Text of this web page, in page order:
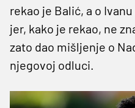
rekao je Balić, a o
jer, kako je rekao, ne
zato dao mišljenje o
njegovoj odluci.